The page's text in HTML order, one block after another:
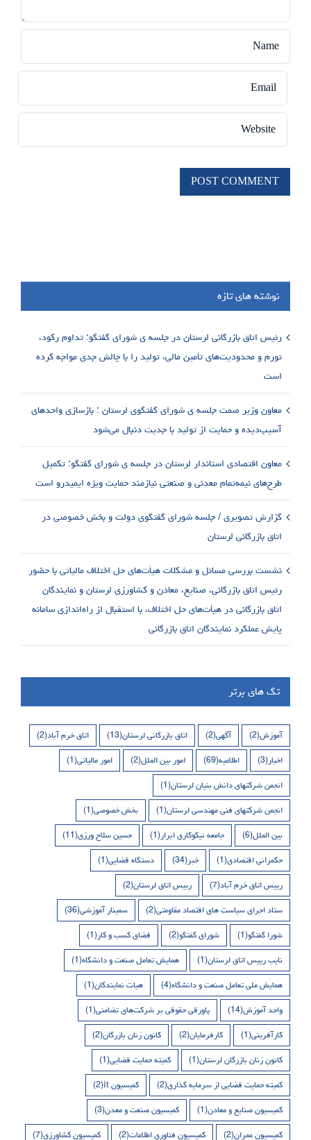
نوشته های تازه
رئیس اتاق بازرگانی لرستان در جلسه ی شورای گفتگو: تداوم رکود،
تورم و محدودیت‌های تأمین مالی، تولید را با چالش جدی مواجه کرده
است
معاون وزیر صمت جلسه ی شورای گفتگوی لرستان : بازسازی واحدهای
آسیب‌دیده و حمایت از تولید با جدیت دنبال می‌شود
معاون اقتصادی استاندار لرستان در جلسه ی شورای گفتگو: تکمیل
طرح‌های نیمه‌تمام معدنی و صنعتی نیازمند حمایت ویژه ایمیدرو است
گزارش تصویری / جلسه شورای گفتگوی دولت و بخش خصوصی در
اتاق بازرگانی لرستان
نشست بررسی مسائل و مشکلات هیأت‌های حل اختلاف مالیاتی با حضور
رئیس اتاق بازرگانی، صنایع، معادن و کشاورزی لرستان و نمایندگان
اتاق بازرگانی در هیأت‌های حل اختلاف، با استقبال از راه‌اندازی سامانه
پایش عملکرد نمایندگان اتاق بازرگانی
تگ های برتر
آموزش(2) آگهی(2) اتاق بازرگانی لرستان(13) اتاق خرم آباد(2)
اخبار(3) اطلاعیه(69) امور بین الملل(2) امور مالیاتی(1)
انجمن شرکتهای دانش بنیان لرستان(1)
انجمن شرکتهای فنی مهندسی لرستان(1) بخش خصوصی(1)
بین الملل(6) جامعه نیکوکاری ابرار(1) حسین سلاح ورزی(11)
حکمرانی اقتصادی(1) خبر(34) دستگاه قضایی(1)
رییس اتاق خرم آباد(7) رییس اتاق لرستان(2)
ستاد اجرای سیاست های اقتصاد مقاومتی(2) سمینار آموزشی(36)
شورا گفتگو(1) شورای گفتگو(2) فضای کسب و کار(1)
نایب رییس اتاق لرستان(1) همایش تعامل صنعت و دانشگاه(1)
همایش ملی تعامل صنعت و دانشگاه(4) هیات نمایندگان(1)
واحد آموزش(14) پاورقی حقوقی بر شرکت‌های تضامنی(1)
کارآفرینی(1) کارفرمایان(2) کانون زنان بازرگان(2)
کانون زنان بازرگان لرستان(1) کمیته حمایت قضایی(1)
کمیته حمایت قضایی از سرمایه گذاری(2) کمیسیون it (2)
کمیسیون صنایع و معادن(1) کمیسیون صنعت و معدن(3)
کمیسیون عمران(2) کمیسیون فناوری اطلاعات(2) کمیسیون کشاورزی(7)